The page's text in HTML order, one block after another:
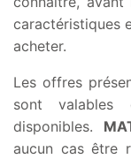
caractéristiques
acheter.
Les offres
sont
disponibles.
aucun cas être